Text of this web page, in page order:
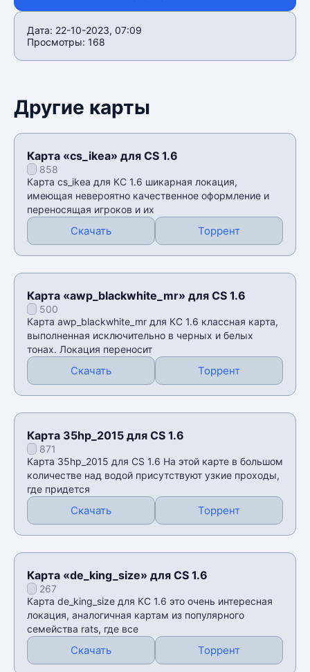
Дата: 22-10-2023, 07:09
Просмотры: 168
Другие карты
Карта «cs_ikea» для CS 1.6
858
Карта cs_ikea для КС 1.6 шикарная локация,
имеющая невероятно качественное оформление и
переносящая игроков и их
Скачать Торрент
Карта «awp_blackwhite_mr» для CS 1.6
500
Карта awp_blackwhite_mr для КС 1.6 классная карта,
выполненная исключительно в черных и белых
тонах. Локация переносит
Скачать Торрент
Карта 35hp_2015 для CS 1.6
871
Карта 35hp_2015 для CS 1.6 На этой карте в большом
количестве над водой присутствуют узкие проходы,
где придется
Скачать Торрент
Карта «de_king_size» для CS 1.6
267
Карта de_king_size для КС 1.6 это очень интересная
локация, аналогичная картам из популярного
семейства rats, где все
Скачать Торрент